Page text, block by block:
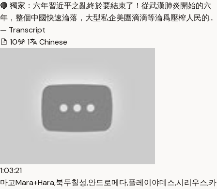
🔴 獨家：六年習近平之亂終於要結束了！從武漢肺炎開始的六
年，整個中國快速淪落，大型私企美團滴滴等淪爲壓榨人民的…
— Transcript
10
1 Chinese
1:03:21
마고Mara+Hara,북두칠성,안드로메다,플레이야데스,시리우스,카